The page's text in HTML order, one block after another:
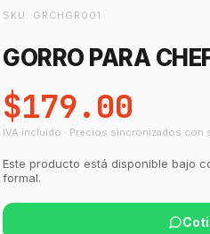
SKU: GRCHGR001
GORRO PARA
$179.00
IVA incluido · Precios sincronizados con
Este producto está disponible bajo
formal.